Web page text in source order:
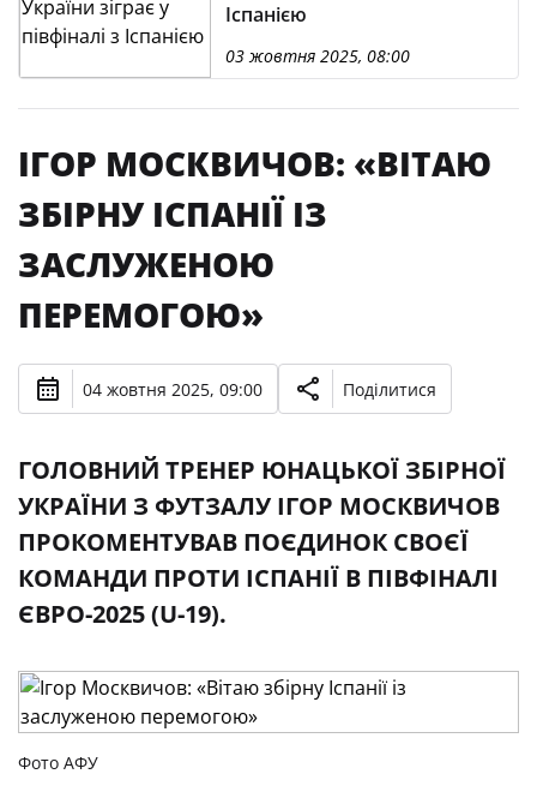
Іспанією
03 жовтня 2025, 08:00
ІГОР МОСКВИЧОВ: «ВІТАЮ
ЗБІРНУ ІСПАНІЇ ІЗ
ЗАСЛУЖЕНОЮ
ПЕРЕМОГОЮ»
04 жовтня 2025, 09:00 Поділитися
ГОЛОВНИЙ ТРЕНЕР ЮНАЦЬКОЇ ЗБІРНОЇ
УКРАЇНИ З ФУТЗАЛУ ІГОР МОСКВИЧОВ
ПРОКОМЕНТУВАВ ПОЄДИНОК СВОЄЇ
КОМАНДИ ПРОТИ ІСПАНІЇ В ПІВФІНАЛІ
ЄВРО-2025 (U-19).
Фото АФУ